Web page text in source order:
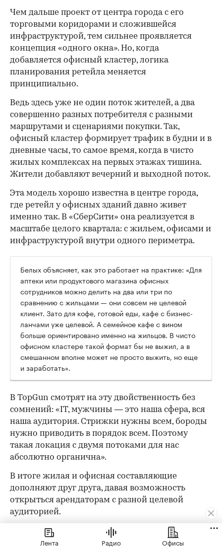
Чем дальше проект от центра города с его
торговыми коридорами и сложившейся
инфраструктурой, тем сильнее проявляется
концепция «одного окна». Но, когда
добавляется офисный кластер, логика
планирования ретейла меняется
принципиально.
Ведь здесь уже не один поток жителей, а два
совершенно разных потребителя с разными
маршрутами и сценариями покупки. Так,
офисный кластер формирует трафик в будни и в
дневные часы, то самое время, когда в чисто
жилых комплексах на первых этажах тишина.
Жители добавляют вечерний и выходной поток.
Эта модель хорошо известна в центре города,
где ретейл у офисных зданий давно живет
именно так. В «СберСити» она реализуется в
масштабе целого квартала: с жильем, офисами и
инфраструктурой внутри одного периметра.
Белых объясняет, как это работает на практике: «Для
аптеки или продуктового магазина офисных
сотрудников можно делить на два или три по
сравнению с жильцами — они совсем не целевой
клиент. Зато для кофе, готовой еды, кафе с бизнес-
ланчами уже целевой. А семейное кафе с вином
больше ориентировано именно на жильцов. В чисто
офисном кластере такой формат бы не выжил, а в
смешанном вполне может не просто выжить, но еще
и заработать».
В TopGun смотрят на эту двойственность без
сомнений: «IT, мужчины — это наша сфера, вся
наша аудитория. Стрижки нужны всем, бороды
нужно приводить в порядок всем. Поэтому
такая локация с двумя потоками для нас
абсолютно органична».
В итоге жилая и офисная составляющие
дополняют друг друга, давая возможность
открыться арендаторам с разной целевой
аудиторией.
Фудхолл Eat Market в «СберСити» —
гастрономическое пространство с корнерами
Лента Радио Офисы